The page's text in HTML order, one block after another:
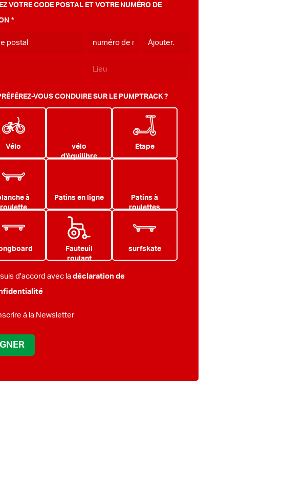
MM
VOTRE CODE POSTAL ET VOTRE NUMÉRO DE
*
VOUS CONDUIRE SUR LE PUMPTRACK ?
Vélo
vélo
d'équilibre
Etape
à
roulette
Patins en ligne
Patins à
roulettes
Fauteuil
roulant
surfskate
d'accord avec ladéclaration de
à la Newsletter